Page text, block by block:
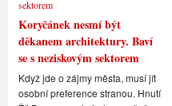
Koryčánek nesmí být
děkanem architektury. Baví
se s neziskovým sektorem
Když jde o zájmy města, musí jít
osobní preference stranou. Hnutí